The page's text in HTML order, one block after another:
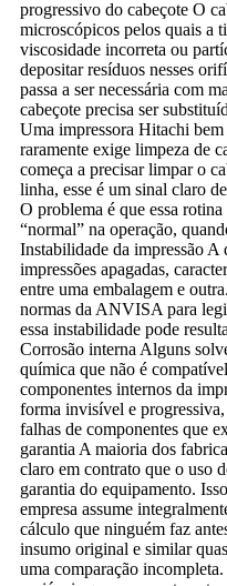
progressivo do cabeçote O
microscópicos pelos quais a
viscosidade incorreta ou
depositar resíduos nesses
passa a ser necessária com
cabeçote precisa ser
Uma impressora Hitachi
raramente exige limpeza de
começa a precisar limpar o
linha, esse é um sinal claro
O problema é que essa
“normal” na operação,
Instabilidade da impressão
impressões apagadas,
entre uma embalagem e
normas da ANVISA para
essa instabilidade pode
Corrosão interna Alguns
química que não é
componentes internos da
forma invisível e progressiva,
falhas de componentes que
garantia A maioria dos
claro em contrato que o uso
garantia do equipamento.
empresa assume
cálculo que ninguém faz
insumo original e similar
uma comparação